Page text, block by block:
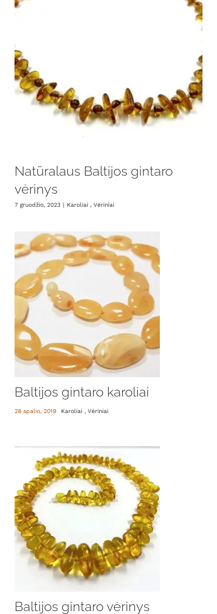
Natūralaus Baltijos gintaro
vėrinys
7 gruodžio, 2023 | Karoliai , Vėriniai
Baltijos gintaro karoliai
28 spalio, 2019 Karoliai , Vėriniai
Baltijos gintaro vėrinys